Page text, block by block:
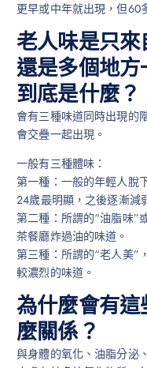
更早或中年就出現，但60
老人味是只來
還是多個地
到底是什麼？
會有三種味道同時出現的
會交疊一起出現。
一般有三種體味：
第一種：一般的年輕人脫
24歲最明顯，之後逐漸減
第二種：所謂的“油脂味”
茶餐廳炸過油的味道。
第三種：所謂的“老人美”
較濃烈的味道。
為什麼會有
麼關係？
與身體的氧化、油脂分泌